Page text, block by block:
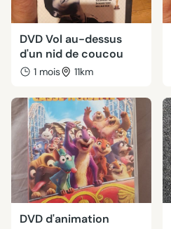
DVD Vol au-dessus
d'un nid de coucou
1 mois 11km
DVD d'animation